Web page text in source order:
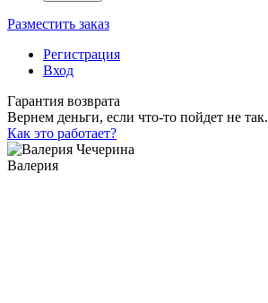
Разместить заказ
Регистрация
Вход
Гарантия возврата
Вернем деньги, если что-то пойдет не так.
Как это работает?
Валерия